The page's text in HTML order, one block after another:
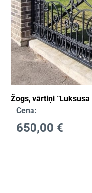
Žogs, vārtiņi “Luksusa
Cena:
650,00 €